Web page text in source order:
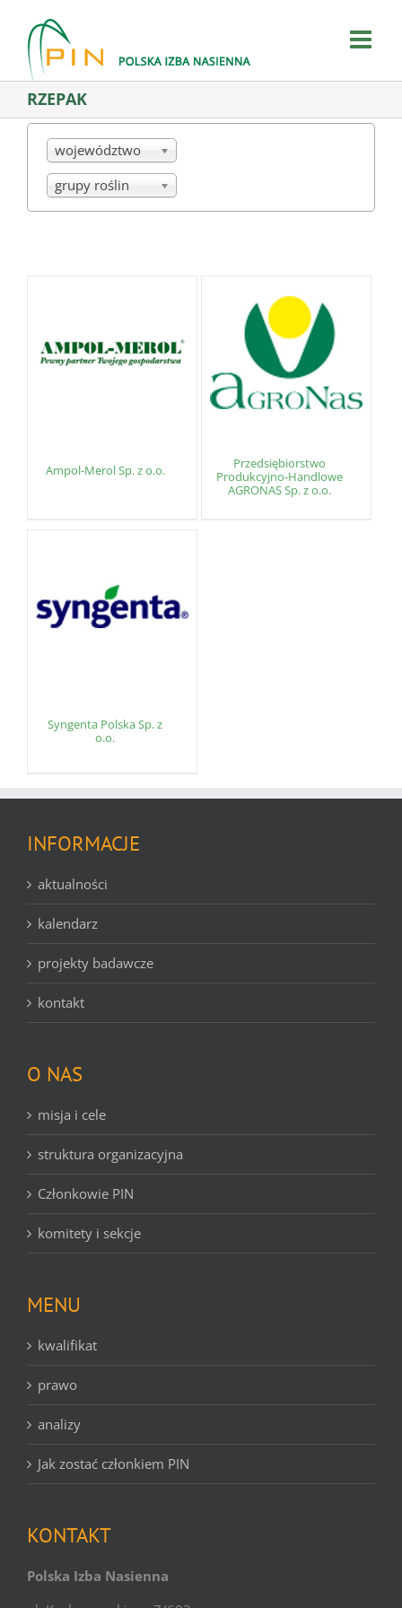
content
RZEPAK
województwo
grupy roślin
Ampol-Merol Sp. z o.o.
Przedsiębiorstwo
Produkcyjno-Handlowe
AGRONAS Sp. z o.o.
Syngenta Polska Sp. z
o.o.
INFORMACJE
aktualności
kalendarz
projekty badawcze
kontakt
O NAS
misja i cele
struktura organizacyjna
Członkowie PIN
komitety i sekcje
MENU
kwalifikat
prawo
analizy
Jak zostać członkiem PIN
KONTAKT
Polska Izba Nasienna